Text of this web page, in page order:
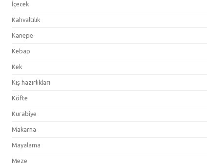
İçecek
Kahvaltılık
Kanepe
Kebap
Kek
Kış hazırlıkları
Köfte
Kurabiye
Makarna
Mayalama
Meze